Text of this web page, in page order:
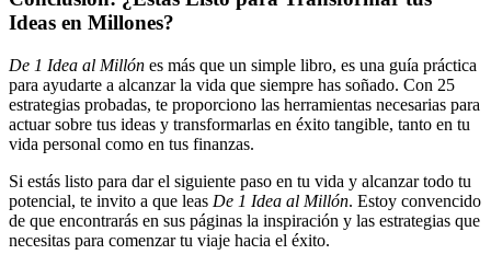
Ideas en Millones?
De 1 Idea al Millón es más que un simple libro, es una guía práctica
para ayudarte a alcanzar la vida que siempre has soñado. Con 25
estrategias probadas, te proporciono las herramientas necesarias para
actuar sobre tus ideas y transformarlas en éxito tangible, tanto en tu
vida personal como en tus finanzas.
Si estás listo para dar el siguiente paso en tu vida y alcanzar todo tu
potencial, te invito a que leas De 1 Idea al Millón. Estoy convencido
de que encontrarás en sus páginas la inspiración y las estrategias que
necesitas para comenzar tu viaje hacia el éxito.